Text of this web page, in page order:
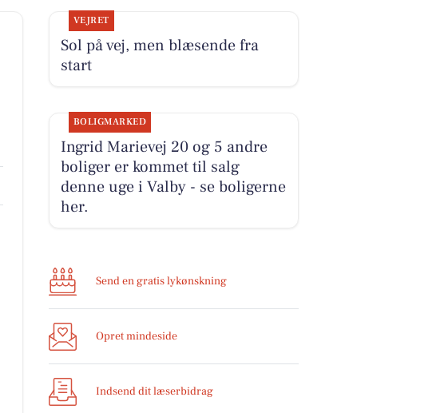
VEJRET
Sol på vej, men blæsende fra
start
BOLIGMARKED
Ingrid Marievej 20 og 5 andre
boliger er kommet til salg
denne uge i Valby - se boligerne
her.
Send en gratis lykønskning
Opret mindeside
Indsend dit læserbidrag